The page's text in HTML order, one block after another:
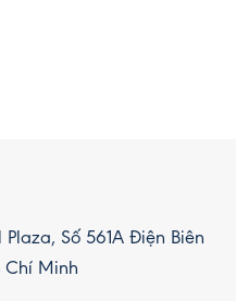
Số 561A Điện Biên
Chí Minh